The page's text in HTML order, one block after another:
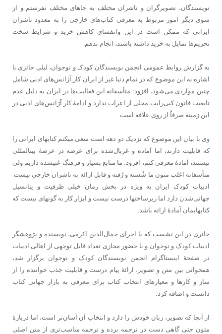
نویسندگان، تصویرگران و ناشران مختلف به جاهای مختلف نفرستم و از
سوی دیگر امور مربوط به معرفی کتاب‌های خارجی را به معدود ناشران
ایرانی که ممکن است در این وانفسای کاهش خرید و شرایط سخت
تحریم‌ها تمایل به خرید داشته باشند، انجام ندهم.
به گزارش روابط عمومی انجمن نویسندگان کودک و نوجوان، لیلی حائری با
اشاره به این موضوع که در تمام دنیا غیر از ایران کار آژانس‌‎‍‌‌های ادبی شامل
چنین مواردی می‌شود، افزود: متأسفانه این فعالیت‌ها در ایران به دلیل عدم
تابعیت قانون کپی‌رایت محلی از اعراب ندارد و ادامۀ کار آژانس‌های ادبی در
این زمینه صرفاً از روی علاقه است.
وی با بیان این موضوع که نزدیک دو دهه است سعی می‎کنم کتاب‎های ایرانی را
که قابلیت دارند، اما آماده و غربال‌شده برای عرضه در عرصۀ بین‎المللی
نیستند، آمادۀ معرفی کنم، افزود: ما منابع بسیار و فرهنگ غنی‎شده داریم ولی
متأسفانه اغلب متون ما شُسته و رُفته و قابل ارائه به ناشران خارجی نیست.
ادبیات کودک ایران به ویژه در بخش رمان خیلی ظرفیت و پتانسیل
جهانی‌شدن دارد اما زیرساخت‎ها درست نیست و ابزار کار به گونه‎ای نیست که
کتاب‎هایمان آمادۀ ارائه باشد.
حائری در این نشست که با اجرای جمال‌الدین اکرمی، نویسنده و پژوهشگر
ادبیات کودک و نوجوان و با حضور مجازی تعداد قابل توجهی از اهالی ادبیات
در صفحۀ اینستاگرام انجمن نویسندگان کودک و نوجوان برگزار شد،
همخوانی بین متن و تصویر، ارائۀ پیام درست و قابلیت جذب خواننده را از
ساز و کارها و معیارهای انتخاب کتاب برای معرفی به بازار جهانی کتاب
دانست و اضافه کرد:
از آنجا که تصویر، زبان خودش را دارد و انتخاب آن آسان‌تر است، اما دربارۀ
متون حتی گاهی دست در ترجمه برده و ترجمه مناسب‌تری از متن اصلی